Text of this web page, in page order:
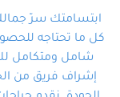
ابتسامتك سرّ
كل ما تحتاجه
شامل ومتكامل
إشراف فريق من